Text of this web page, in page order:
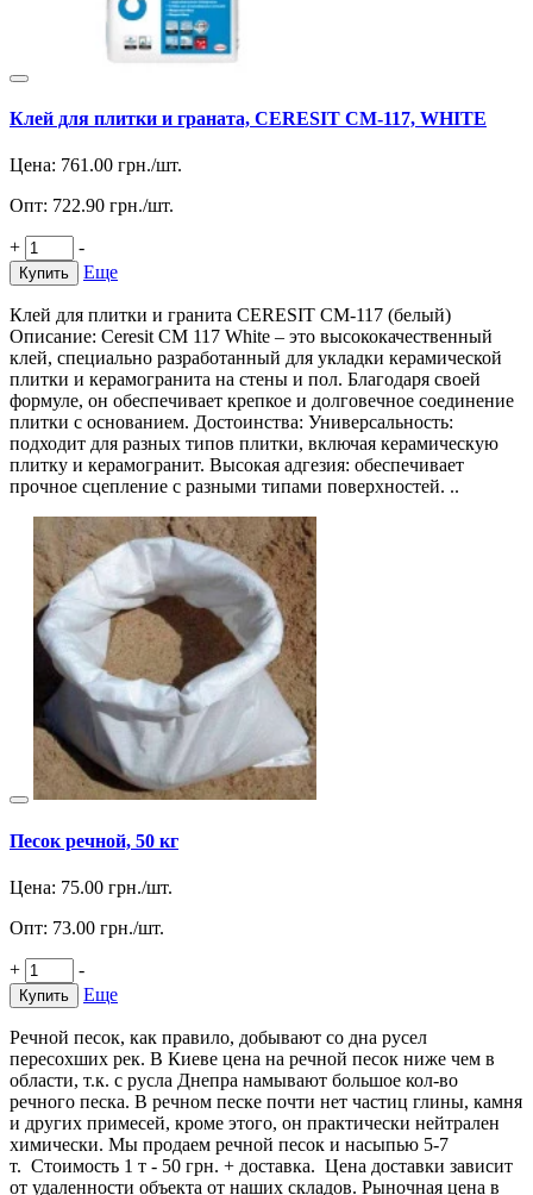
Клей для плитки и граната, CERESIT СМ-117, WHITE
Цена: 761.00 грн./шт.
Опт: 722.90 грн./шт.
+ -
Купить Еще
Клей для плитки и гранита CERESIT СМ-117 (белый)
Описание: Ceresit CM 117 White – это высококачественный
клей, специально разработанный для укладки керамической
плитки и керамогранита на стены и пол. Благодаря своей
формуле, он обеспечивает крепкое и долговечное соединение
плитки с основанием. Достоинства: Универсальность:
подходит для разных типов плитки, включая керамическую
плитку и керамогранит. Высокая адгезия: обеспечивает
прочное сцепление с разными типами поверхностей. ..
Песок речной, 50 кг
Цена: 75.00 грн./шт.
Опт: 73.00 грн./шт.
+ -
Купить Еще
Речной песок, как правило, добывают со дна русел
пересохших рек. В Киеве цена на речной песок ниже чем в
области, т.к. с русла Днепра намывают большое кол-во
речного песка. В речном песке почти нет частиц глины, камня
и других примесей, кроме этого, он практически нейтрален
химически. Мы продаем речной песок и насыпью 5-7
т. Стоимость 1 т - 50 грн. + доставка. Цена доставки зависит
от удаленности объекта от наших складов. Рыночная цена в